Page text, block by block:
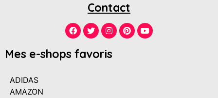
Contact
Mes e-shops favoris
ADIDAS
AMAZON